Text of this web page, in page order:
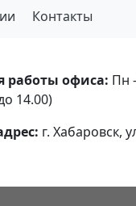
Контакты
работы офиса: Пн
14.00)
г. Хабаровск,